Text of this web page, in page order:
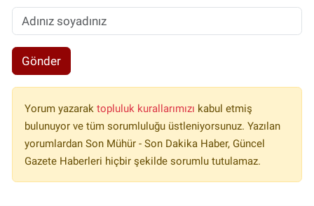
Gönder
Yorum yazarak topluluk kurallarımızı kabul etmiş
bulunuyor ve tüm sorumluluğu üstleniyorsunuz. Yazılan
yorumlardan Son Mühür - Son Dakika Haber, Güncel
Gazete Haberleri hiçbir şekilde sorumlu tutulamaz.